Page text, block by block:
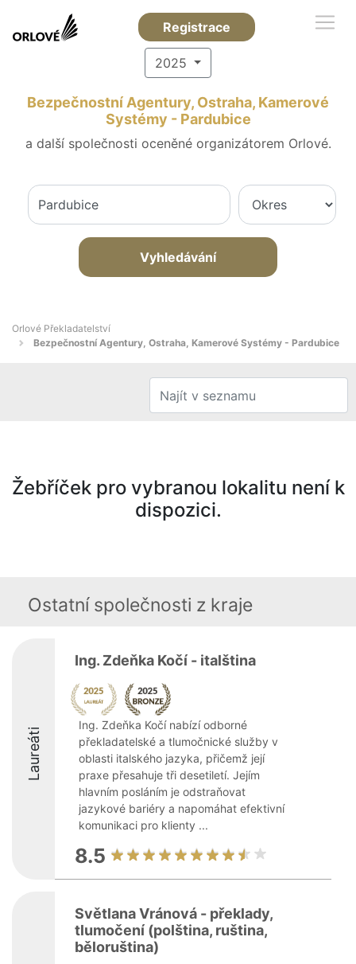
Registrace
2025
Bezpečnostní Agentury, Ostraha, Kamerové
Systémy - Pardubice
a další společnosti oceněné organizátorem Orlové.
Vyhledávání
Orlové Překladatelství
Bezpečnostní Agentury, Ostraha, Kamerové Systémy - Pardubice
Žebříček pro vybranou lokalitu není k
dispozici.
Ostatní společnosti z kraje
Laureáti
Ing. Zdeňka Kočí - italština
Ing. Zdeňka Kočí nabízí odborné
překladatelské a tlumočnické služby v
oblasti italského jazyka, přičemž její
praxe přesahuje tři desetiletí. Jejím
hlavním posláním je odstraňovat
jazykové bariéry a napomáhat efektivní
komunikaci pro klienty ...
8.5
Světlana Vránová - překlady,
tlumočení (polština, ruština,
běloruština)